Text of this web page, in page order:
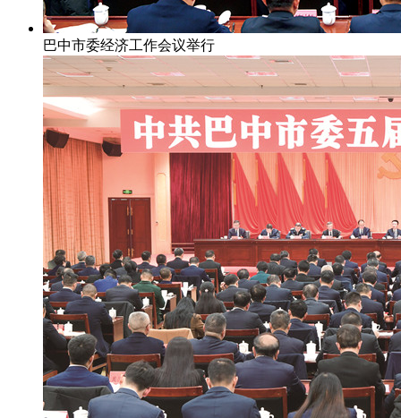
巴中市委经济工作会议举行